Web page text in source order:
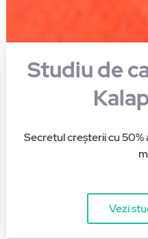
Studiu de
Secretul creșterii cu
Vezi